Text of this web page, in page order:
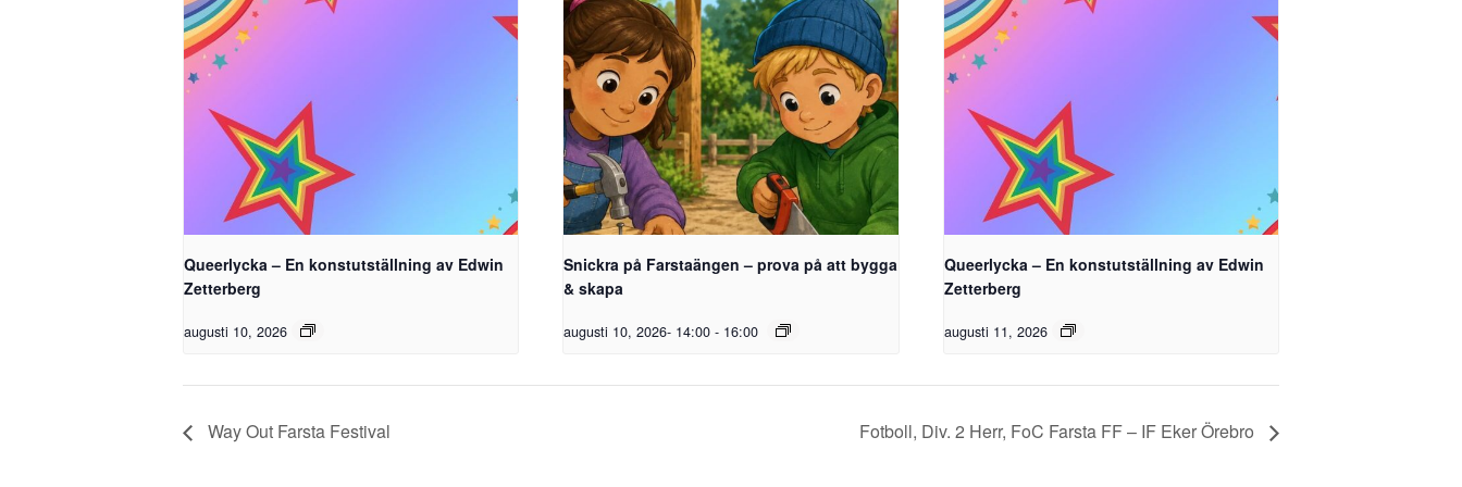
Queerlycka – En konstutställning av Edwin
Zetterberg
augusti 10, 2026
Snickra på Farstaängen – prova på att bygga
& skapa
augusti 10, 2026- 14:00 - 16:00
Queerlycka – En konstutställning av Edwin
Zetterberg
augusti 11, 2026
Way Out Farsta Festival Fotboll, Div. 2 Herr, FoC Farsta FF – IF Eker Örebro